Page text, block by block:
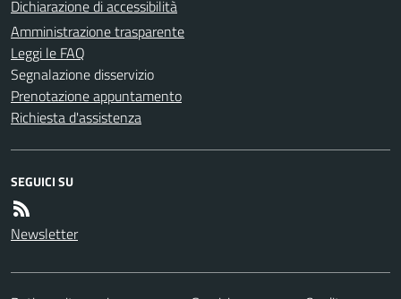
Dichiarazione di accessibilità
Amministrazione trasparente
Leggi le FAQ
Segnalazione disservizio
Prenotazione appuntamento
Richiesta d'assistenza
SEGUICI SU
Newsletter